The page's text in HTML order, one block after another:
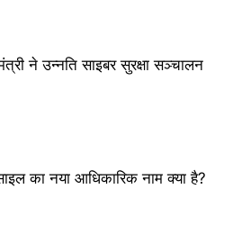
ने उन्नति साइबर सुरक्षा सञ्चालन
का नया आधिकारिक नाम क्या है?